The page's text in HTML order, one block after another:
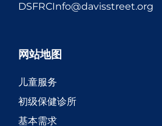
DSFRCInfo@davisstreet.org
网站地图
儿童服务
初级保健诊所
基本需求